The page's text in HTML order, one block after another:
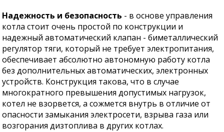
Надежность и безопасность - в основе управления
котла стоит очень простой по конструкции и
надежный автоматический клапан - биметаллический
регулятор тяги, который не требует электропитания,
обеспечивает абсолютно автономную работу котла
без дополнительных автоматических, электронных
устройств. Конструкция такова, что в случае
многократного превышения допустимых нагрузок,
котел не взорвется, а сожмется внутрь в отличие от
опасности замыкания электросети, взрыва газа или
возгорания дизтоплива в других котлах.